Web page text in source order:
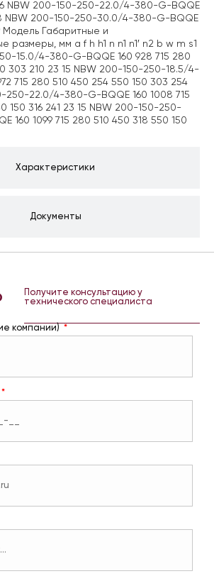
Характеристики
Документы
NBW 200-150-250-22.0/4-380-G-BQQE
NBW 200-150-250-30.0/4-380-G-BQQE
Модель Габаритные и
размеры, мм a f h h1 n n1 n1′ n2 b w m s1
15.0/4-380-G-BQQE 160 928 715 280
303 210 23 15 NBW 200-150-250-18.5/4-
715 280 510 450 254 550 150 303 254
250-22.0/4-380-G-BQQE 160 1008 715
150 316 241 23 15 NBW 200-150-250-
160 1099 715 280 510 450 318 550 150
Получите консультацию у
технического специалиста
компании)